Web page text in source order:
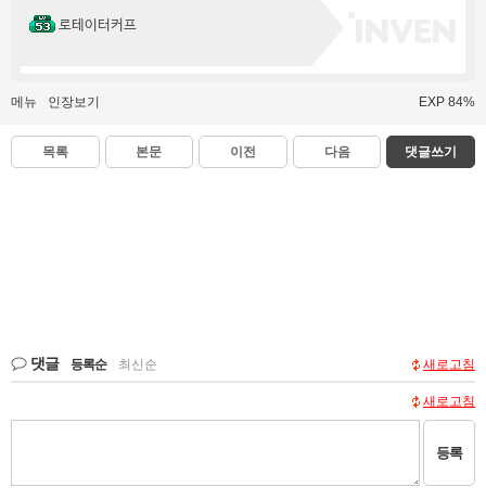
로테이터커프
메뉴 인장보기 EXP 84%
목록 본문 이전 다음 댓글쓰기
댓글 등록순 최신순 새로고침
새로고침
등록